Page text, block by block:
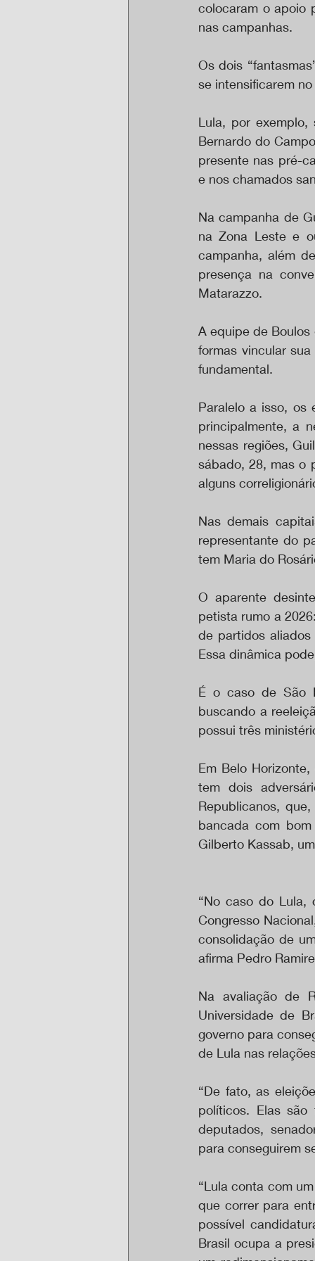
colocaram o apoio
nas campanhas.
Os dois
se intensificarem
Lula, por exemplo,
Bernardo do
presente nas pré-
e nos chamados
Na campanha de
na Zona Leste e
campanha, além
presença na
Matarazzo.
A equipe de
formas vincular
fundamental.
Paralelo a isso, os
principalmente, a
nessas regiões,
sábado, 28, mas o
alguns
Nas demais
representante do
tem Maria do
O aparente
petista rumo a
de partidos aliados
Essa dinâmica
É o caso de São
buscando a
possui três
Em Belo
tem dois
Republicanos,
bancada com
Gilberto Kassab,
“No caso do Lula,
Congresso
consolidação de
afirma Pedro
Na avaliação de
Universidade de
governo para
de Lula nas
“De fato, as
políticos. Elas são
deputados,
para conseguirem
“Lula conta com
que correr para
possível
Brasil ocupa a